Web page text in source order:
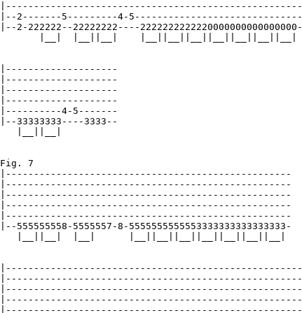
|-----------------------------------------------------
|--2-------5---------4-5------------------------------
|--2-222222--22222222----2222222222220000000000000000-
|--------------------
|--------------------
|--------------------
|--------------------
|----------4-5-------
|--33333333----3333--
Fig. 7
|---------------------------------------------------
|---------------------------------------------------
|---------------------------------------------------
|---------------------------------------------------
|---------------------------------------------------
|--555555558-5555557-8-5555555555553333333333333333-
|-----------------------------------------------------
|-----------------------------------------------------
|-----------------------------------------------------
|-----------------------------------------------------
|-----------------------------------------------------